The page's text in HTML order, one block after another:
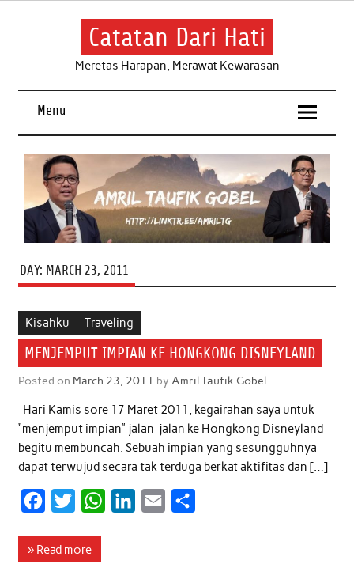
Skip
Catatan Dari Hati
Meretas Harapan, Merawat Kewarasan
Menu
DAY: MARCH 23, 2011
Kisahku Traveling
MENJEMPUT IMPIAN KE HONGKONG DISNEYLAND
Posted on March 23, 2011 by Amril Taufik Gobel
Hari Kamis sore 17 Maret 2011, kegairahan saya untuk
“menjemput impian” jalan-jalan ke Hongkong Disneyland
begitu membuncah. Sebuah impian yang sesungguhnya
dapat terwujud secara tak terduga berkat aktifitas dan […]
c
i
W
» Read more